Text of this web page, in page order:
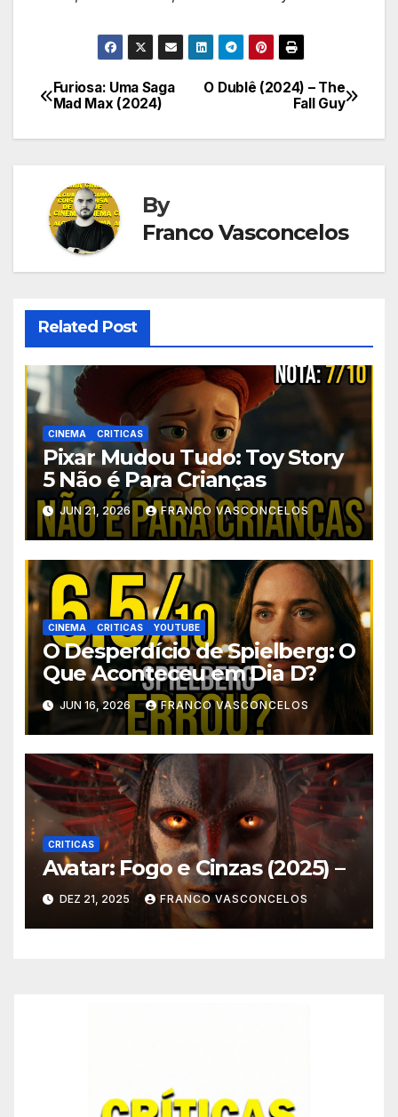
Navegação
de
O Dublê (2024) – The
Fall Guy
Furiosa: Uma Saga
Mad Max (2024)
By
Franco Vasconcelos
Related Post
CINEMA CRITICAS
Pixar Mudou Tudo: Toy Story
5 Não é Para Crianças
JUN 21, 2026 FRANCO VASCONCELOS
CINEMA CRITICAS YOUTUBE
O Desperdício de Spielberg: O
Que Aconteceu em Dia D?
JUN 16, 2026 FRANCO VASCONCELOS
CRITICAS
Avatar: Fogo e Cinzas (2025) –
DEZ 21, 2025 FRANCO VASCONCELOS